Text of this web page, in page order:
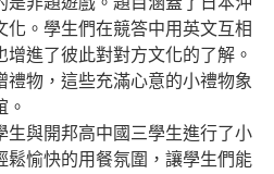
。學生們在競答中用英文互相
進了彼此對對方文化的了解。
禮物，這些充滿心意的小禮物象
。
生與開邦高中國三學生進行了小
鬆愉快的用餐氛圍，讓學生們能